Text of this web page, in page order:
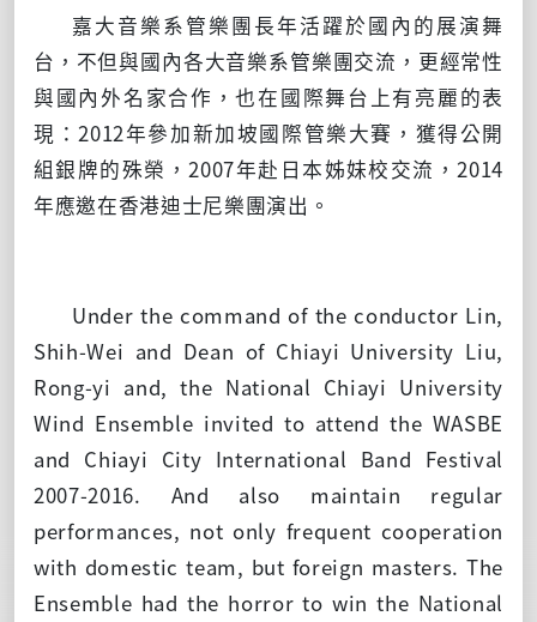
嘉大音樂系管樂團長年活躍於國內的展演舞
台，不但與國內各大音樂系管樂團交流，更經常性
與國內外名家合作，也在國際舞台上有亮麗的表
現：2012年參加新加坡國際管樂大賽，獲得公開
組銀牌的殊榮，2007年赴日本姊妹校交流，2014
年應邀在香港迪士尼樂團演出。
Under the command of the conductor Lin,
Shih-Wei and Dean of Chiayi University Liu,
Rong-yi and, the National Chiayi University
Wind Ensemble invited to attend the WASBE
and Chiayi City International Band Festival
2007-2016. And also maintain regular
performances, not only frequent cooperation
with domestic team, but foreign masters. The
Ensemble had the horror to win the National